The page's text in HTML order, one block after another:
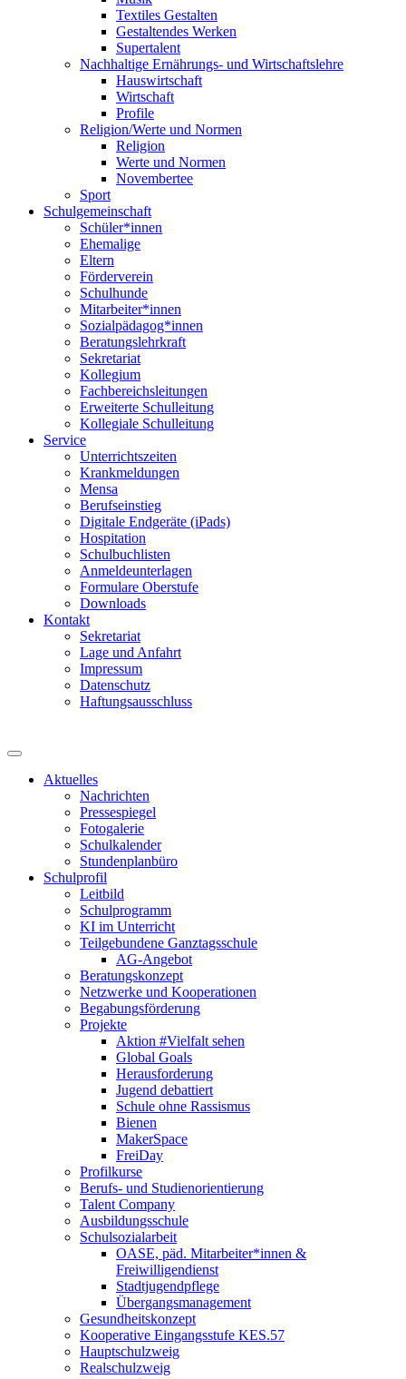
Textiles Gestalten
Gestaltendes Werken
Supertalent
Nachhaltige Ernährungs- und Wirtschaftslehre
Hauswirtschaft
Wirtschaft
Profile
Religion/Werte und Normen
Religion
Werte und Normen
Novembertee
Sport
Schulgemeinschaft
Schüler*innen
Ehemalige
Eltern
Förderverein
Schulhunde
Mitarbeiter*innen
Sozialpädagog*innen
Beratungslehrkraft
Sekretariat
Kollegium
Fachbereichsleitungen
Erweiterte Schulleitung
Kollegiale Schulleitung
Service
Unterrichtszeiten
Krankmeldungen
Mensa
Berufseinstieg
Digitale Endgeräte (iPads)
Hospitation
Schulbuchlisten
Anmeldeunterlagen
Formulare Oberstufe
Downloads
Kontakt
Sekretariat
Lage und Anfahrt
Impressum
Datenschutz
Haftungsausschluss
Aktuelles
Nachrichten
Pressespiegel
Fotogalerie
Schulkalender
Stundenplanbüro
Schulprofil
Leitbild
Schulprogramm
KI im Unterricht
Teilgebundene Ganztagsschule
AG-Angebot
Beratungskonzept
Netzwerke und Kooperationen
Begabungsförderung
Projekte
Aktion #Vielfalt sehen
Global Goals
Herausforderung
Jugend debattiert
Schule ohne Rassismus
Bienen
MakerSpace
FreiDay
Profilkurse
Berufs- und Studienorientierung
Talent Company
Ausbildungsschule
Schulsozialarbeit
OASE, päd. Mitarbeiter*innen &
Freiwilligendienst
Stadtjugendpflege
Übergangsmanagement
Gesundheitskonzept
Kooperative Eingangsstufe KES.57
Hauptschulzweig
Realschulzweig